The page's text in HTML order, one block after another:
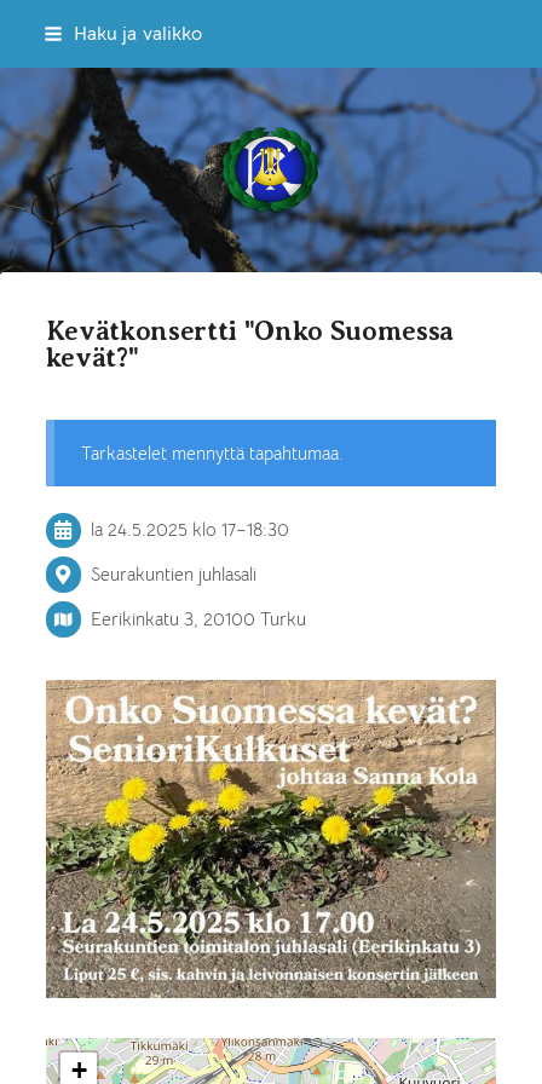
Siirry
sivun
sisältöön
Haku ja valikko
Sekakuoro Kulkuset ry
Kevätkonsertti "Onko Suomessa
kevät?"
Tarkastelet mennyttä tapahtumaa.
la 24.5.2025 klo 17–18:30
Seurakuntien juhlasali
Eerikinkatu 3, 20100 Turku
+